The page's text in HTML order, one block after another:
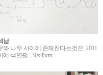
남
와 나무 사이에 존재한다는것은, 2001
에 색연필 , 30x45cm